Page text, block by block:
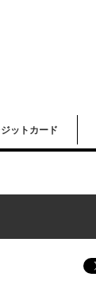
ットカード